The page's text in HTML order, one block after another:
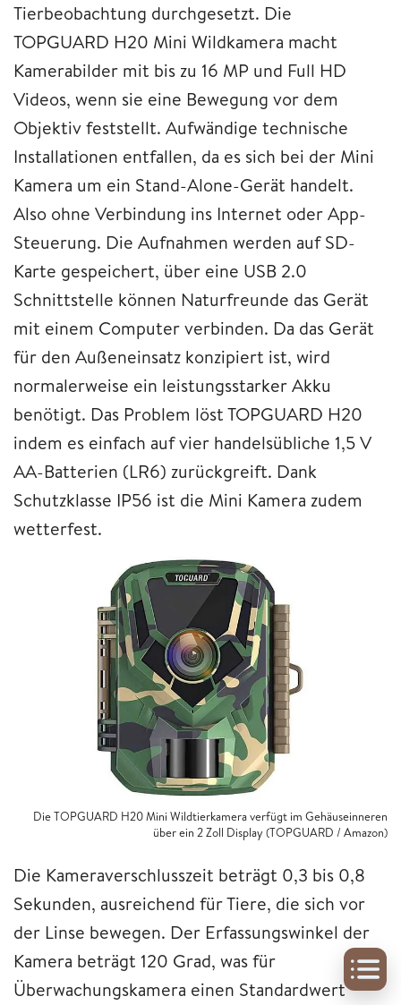
Tierbeobachtung durchgesetzt. Die
TOPGUARD H20 Mini Wildkamera macht
Kamerabilder mit bis zu 16 MP und Full HD
Videos, wenn sie eine Bewegung vor dem
Objektiv feststellt. Aufwändige technische
Installationen entfallen, da es sich bei der Mini
Kamera um ein Stand-Alone-Gerät handelt.
Also ohne Verbindung ins Internet oder App-
Steuerung. Die Aufnahmen werden auf SD-
Karte gespeichert, über eine USB 2.0
Schnittstelle können Naturfreunde das Gerät
mit einem Computer verbinden. Da das Gerät
für den Außeneinsatz konzipiert ist, wird
normalerweise ein leistungsstarker Akku
benötigt. Das Problem löst TOPGUARD H20
indem es einfach auf vier handelsübliche 1,5 V
AA-Batterien (LR6) zurückgreift. Dank
Schutzklasse IP56 ist die Mini Kamera zudem
wetterfest.
Die TOPGUARD H20 Mini Wildtierkamera verfügt im Gehäuseinneren
über ein 2 Zoll Display (TOPGUARD / Amazon)
Die Kameraverschlusszeit beträgt 0,3 bis 0,8
Sekunden, ausreichend für Tiere, die sich vor
der Linse bewegen. Der Erfassungswinkel der
Kamera beträgt 120 Grad, was für
Überwachungskamera einen Standardwert